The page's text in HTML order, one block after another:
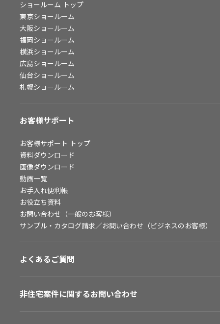
ショールーム トップ
東京ショールーム
大阪ショールーム
福岡ショールーム
横浜ショールーム
広島ショールーム
仙台ショールーム
札幌ショールーム
お客様サポート
お客様サポート トップ
資料ダウンロード
画像ダウンロード
動画一覧
お手入れ便利帳
お役立ち資料
お問い合わせ（一般のお客様）
サンプル・カタログ請求／お問い合わせ（ビジネスのお客様）
よくあるご質問
非住宅案件に関するお問い合わせ